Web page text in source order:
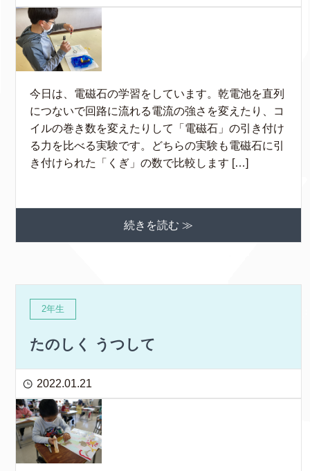
今日は、電磁石の学習をしています。乾電池を直列
につないで回路に流れる電流の強さを変えたり、コ
イルの巻き数を変えたりして「電磁石」の引き付け
る力を比べる実験です。どちらの実験も電磁石に引
き付けられた「くぎ」の数で比較します […]
続きを読む ≫
2年生
たのしく うつして
2022.01.21